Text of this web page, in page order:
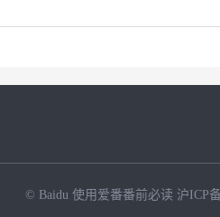
© Baidu 使用爱番番前必读 沪ICP